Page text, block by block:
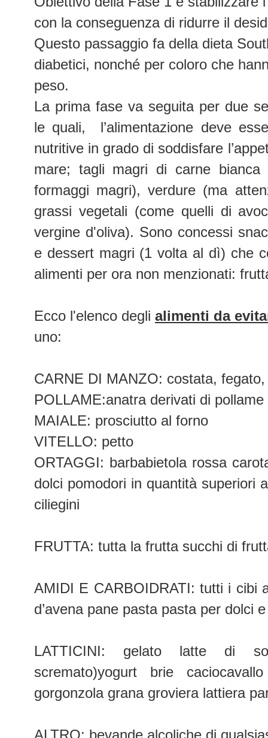
con la conseguenza di ridurre il
Questo passaggio fa della dieta
diabetici, nonché per coloro che
peso.
La prima fase va seguita per due
le quali,
l’alimentazione deve
nutritive in grado di soddisfare
mare; tagli magri di carne
formaggi magri), verdure (ma
grassi vegetali (come quelli di
vergine d'oliva). Sono concessi
e dessert magri (1 volta al dì) che
alimenti per ora non menzionati:
Ecco l'elenco degli alimenti da
uno:
CARNE DI MANZO: costata,
POLLAME:anatra derivati di
MAIALE: prosciutto al forno
VITELLO: petto
ORTAGGI: barbabietola rossa
dolci pomodori in quantità superiori
ciliegini
FRUTTA: tutta la frutta succhi di
AMIDI E CARBOIDRATI: tutti i cibi
d’avena pane pasta pasta per dolci
LATTICINI: gelato latte di
scremato)yogurt brie
gorgonzola grana groviera lattiera
ALTRO: bevande alcoliche di